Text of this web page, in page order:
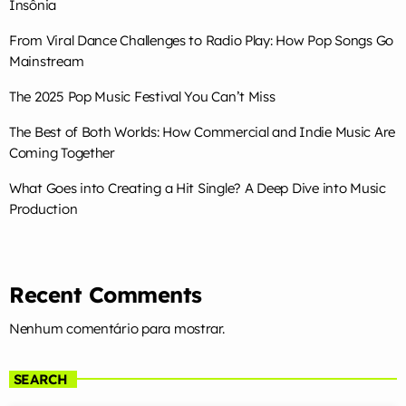
Insônia
From Viral Dance Challenges to Radio Play: How Pop Songs Go
Mainstream
The 2025 Pop Music Festival You Can’t Miss
The Best of Both Worlds: How Commercial and Indie Music Are
Coming Together
What Goes into Creating a Hit Single? A Deep Dive into Music
Production
Recent Comments
Nenhum comentário para mostrar.
SEARCH